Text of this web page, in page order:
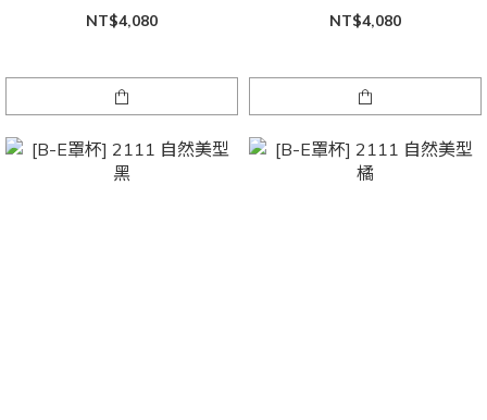
NT$4,080 NT$4,080